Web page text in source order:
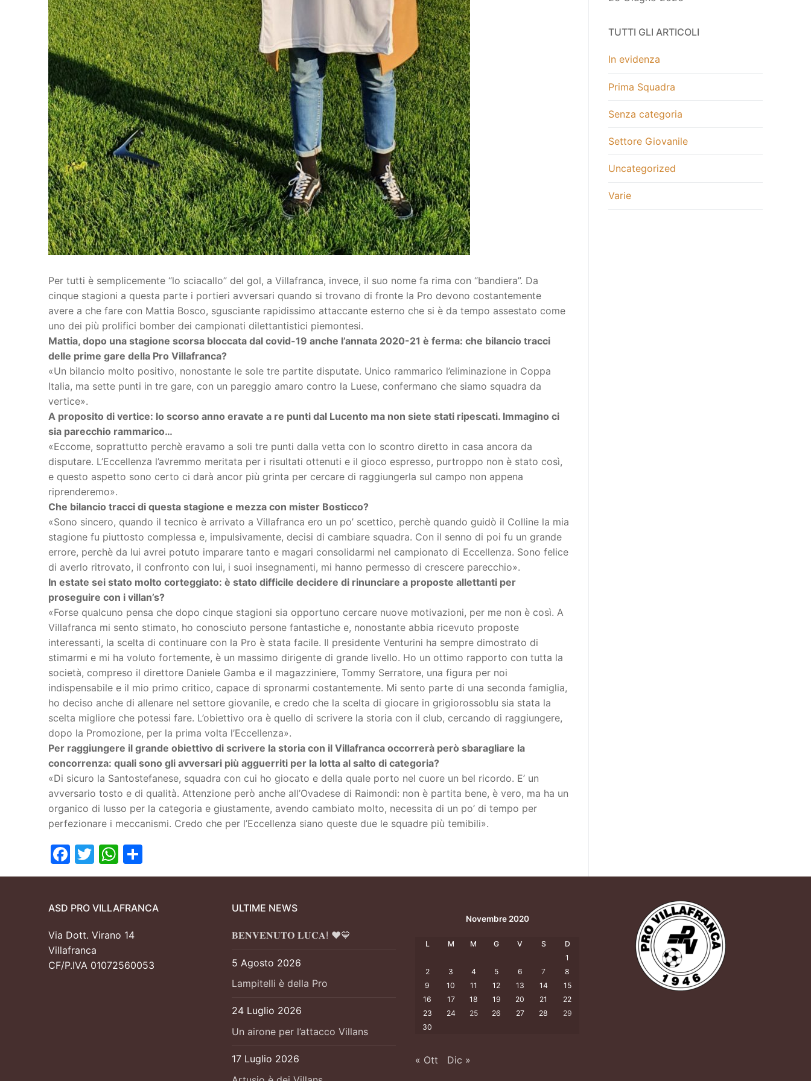
Juniores
Per tutti è semplicemente “lo sciacallo” del gol, a Villafranca, invece, il suo nome fa rima con “bandiera”. Da
cinque stagioni a questa parte i portieri avversari quando si trovano di fronte la Pro devono costantemente
avere a che fare con Mattia Bosco, sgusciante rapidissimo attaccante esterno che si è da tempo assestato come
uno dei più prolifici bomber dei campionati dilettantistici piemontesi.
Mattia, dopo una stagione scorsa bloccata dal covid-19 anche l’annata 2020-21 è ferma: che bilancio tracci
delle prime gare della Pro Villafranca?
«Un bilancio molto positivo, nonostante le sole tre partite disputate. Unico rammarico l’eliminazione in Coppa
Italia, ma sette punti in tre gare, con un pareggio amaro contro la Luese, confermano che siamo squadra da
vertice».
A proposito di vertice: lo scorso anno eravate a re punti dal Lucento ma non siete stati ripescati. Immagino ci
sia parecchio rammarico…
«Eccome, soprattutto perchè eravamo a soli tre punti dalla vetta con lo scontro diretto in casa ancora da
disputare. L’Eccellenza l’avremmo meritata per i risultati ottenuti e il gioco espresso, purtroppo non è stato così,
e questo aspetto sono certo ci darà ancor più grinta per cercare di raggiungerla sul campo non appena
riprenderemo».
Che bilancio tracci di questa stagione e mezza con mister Bosticco?
«Sono sincero, quando il tecnico è arrivato a Villafranca ero un po’ scettico, perchè quando guidò il Colline la mia
stagione fu piuttosto complessa e, impulsivamente, decisi di cambiare squadra. Con il senno di poi fu un grande
errore, perchè da lui avrei potuto imparare tanto e magari consolidarmi nel campionato di Eccellenza. Sono felice
di averlo ritrovato, il confronto con lui, i suoi insegnamenti, mi hanno permesso di crescere parecchio».
In estate sei stato molto corteggiato: è stato difficile decidere di rinunciare a proposte allettanti per
proseguire con i villan’s?
«Forse qualcuno pensa che dopo cinque stagioni sia opportuno cercare nuove motivazioni, per me non è così. A
Villafranca mi sento stimato, ho conosciuto persone fantastiche e, nonostante abbia ricevuto proposte
interessanti, la scelta di continuare con la Pro è stata facile. Il presidente Venturini ha sempre dimostrato di
stimarmi e mi ha voluto fortemente, è un massimo dirigente di grande livello. Ho un ottimo rapporto con tutta la
società, compreso il direttore Daniele Gamba e il magazziniere, Tommy Serratore, una figura per noi
indispensabile e il mio primo critico, capace di spronarmi costantemente. Mi sento parte di una seconda famiglia,
ho deciso anche di allenare nel settore giovanile, e credo che la scelta di giocare in grigiorossoblu sia stata la
scelta migliore che potessi fare. L’obiettivo ora è quello di scrivere la storia con il club, cercando di raggiungere,
dopo la Promozione, per la prima volta l’Eccellenza».
Per raggiungere il grande obiettivo di scrivere la storia con il Villafranca occorrerà però sbaragliare la
concorrenza: quali sono gli avversari più agguerriti per la lotta al salto di categoria?
«Di sicuro la Santostefanese, squadra con cui ho giocato e della quale porto nel cuore un bel ricordo. E’ un
avversario tosto e di qualità. Attenzione però anche all’Ovadese di Raimondi: non è partita bene, è vero, ma ha un
organico di lusso per la categoria e giustamente, avendo cambiato molto, necessita di un po’ di tempo per
perfezionare i meccanismi. Credo che per l’Eccellenza siano queste due le squadre più temibili».
Facebook
TwitterWhatsApp
TUTTI GLI ARTICOLI
In evidenza
Prima Squadra
Senza categoria
Settore Giovanile
Uncategorized
Varie
ASD PRO VILLAFRANCA
Via Dott. Virano 14
Villafranca
CF/P.IVA 01072560053
ULTIME NEWS
𝐁𝐄𝐍𝐕𝐄𝐍𝐔𝐓𝐎 𝐋𝐔𝐂𝐀! ❤️💙
5 Agosto 2026
Lampitelli è della Pro
24 Luglio 2026
Un airone per l’attacco Villans
17 Luglio 2026
Novembre 2020
L M M G V S
D
1
2
3 4 5 6 7
8
9
10 11 12 13 14
15
16
17 18 19 20 21
22
23
24 25 26 27 28
29
30
« Ott Dic »